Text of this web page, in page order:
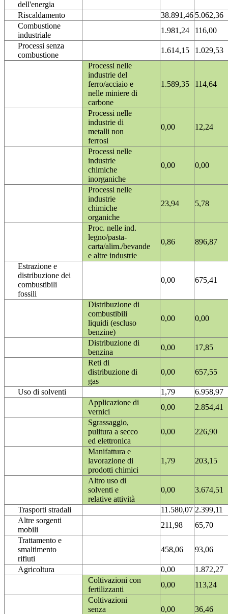
dell'energia
Riscaldamento 38.891,46 5.062,36
Combustione
industriale
1.981,24
116,00
Processi senza
combustione
1.614,15
1.029,53
Processi nelle
industrie del
ferro/acciaio e
nelle miniere di
carbone
1.589,35 114,64
Processi nelle
industrie di
metalli non
ferrosi
0,00 12,24
Processi nelle
industrie
chimiche
inorganiche
0,00 0,00
Processi nelle
industrie
chimiche
organiche
23,94 5,78
Proc. nelle ind.
legno/pasta-
carta/alim./bevande
e altre industrie
0,86 896,87
Estrazione e
distribuzione dei
combustibili
fossili
0,00 675,41
Distribuzione di
combustibili
liquidi (escluso
benzine)
0,00 0,00
Distribuzione di
benzina
0,00
17,85
Reti di
distribuzione di
gas
0,00 657,55
Uso di solventi 1,79
6.958,97
Applicazione di
vernici
0,00
2.854,41
Sgrassaggio,
pulitura a secco
ed elettronica
0,00 226,90
Manifattura e
lavorazione di
prodotti chimici
1,79 203,15
Altro uso di
solventi e
relative attività
0,00 3.674,51
Trasporti stradali 11.580,07 2.399,11
Altre sorgenti
mobili
211,98
65,70
Trattamento e
smaltimento
rifiuti
458,06 93,06
Agricoltura 0,00
1.872,27
Coltivazioni con
fertilizzanti
0,00
113,24
Coltivazioni
senza
0,00 36,46